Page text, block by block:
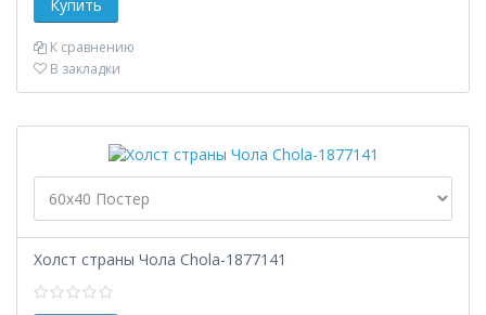
К сравнению
В закладки
Холст страны Чола Chola-1877141